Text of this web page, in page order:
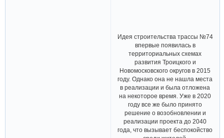
Идея строительства трассы №74
впервые появилась в
территориальных схемах
развития Троицкого и
Новомосковского округов в 2015
году. Однако она не нашла места
в реализации и была отложена
на некоторое время. Уже в 2020
году все же было принято
решение о возобновлении и
реализации проекта до 2040
года, что вызывает беспокойство